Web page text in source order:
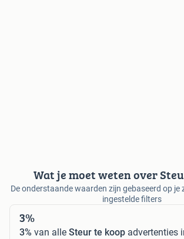
Wat je moet weten over
De onderstaande waarden zijn gebaseerd op je
ingestelde filters
3%
3% van alle Steur te koop advertenties